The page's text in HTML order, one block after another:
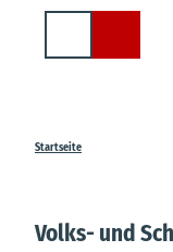
Startseite
Volks- und